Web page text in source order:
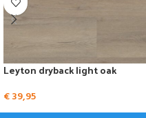
Leyton dryback light oak
€39,95